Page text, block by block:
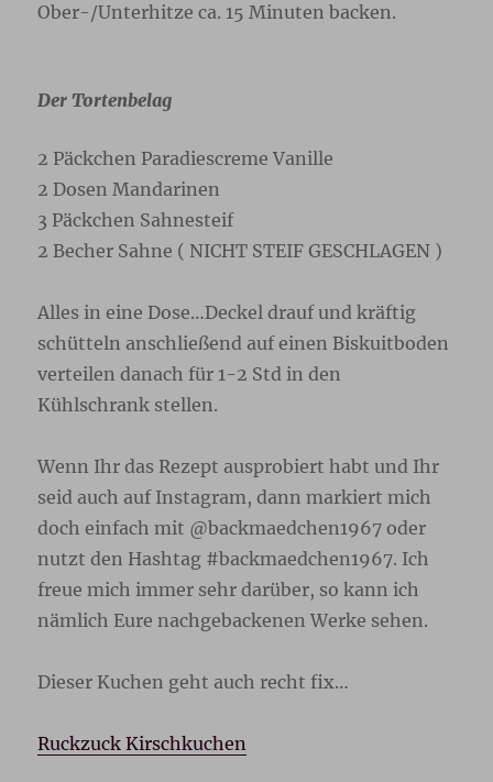
Ober-/Unterhitze ca. 15 Minuten backen.
Der Tortenbelag
2 Päckchen Paradiescreme Vanille
2 Dosen Mandarinen
3 Päckchen Sahnesteif
2 Becher Sahne ( NICHT STEIF GESCHLAGEN )
Alles in eine Dose…Deckel drauf und kräftig
schütteln anschließend auf einen Biskuitboden
verteilen danach für 1-2 Std in den
Kühlschrank stellen.
Wenn Ihr das Rezept ausprobiert habt und Ihr
seid auch auf Instagram, dann markiert mich
doch einfach mit @backmaedchen1967 oder
nutzt den Hashtag #backmaedchen1967. Ich
freue mich immer sehr darüber, so kann ich
nämlich Eure nachgebackenen Werke sehen.
Dieser Kuchen geht auch recht fix…
Ruckzuck Kirschkuchen